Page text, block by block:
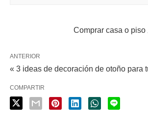
Comprar casa o
ANTERIOR
« 3 ideas de decoración de otoño para
COMPARTIR